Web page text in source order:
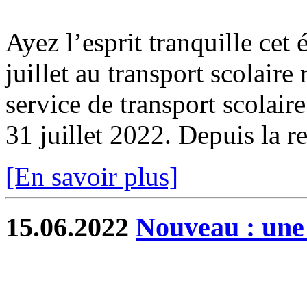
Ayez l’esprit tranquille cet
juillet au transport
service de transport
31 juillet 2022. Depuis la
[En savoir plus]
15.06.2022 Nouveau :